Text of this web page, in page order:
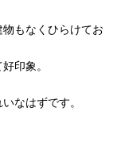
もなくひらけてお
印象。
なはずです。